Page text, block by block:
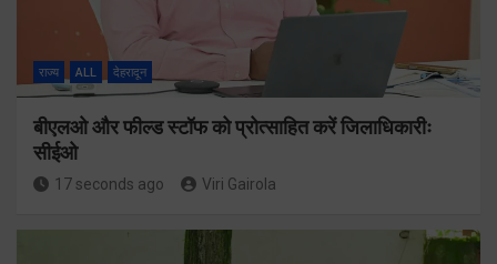
राज्य ALL देहरादून
बीएलओ और फील्ड स्टॉफ को प्रोत्साहित करें जिलाधिकारीः
सीईओ
17 seconds ago Viri Gairola